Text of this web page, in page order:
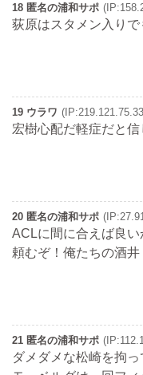
18 匿名の浦和サポ
荻原はスタメン入りで
19 ウラワ
宏樹心配だ軽症だと信
20 匿名の浦和サポ
ACLに間に合えば良い
頼むぞ！俺たちの酒井
21 匿名の浦和サポ
ダメダメな松崎を拘っ